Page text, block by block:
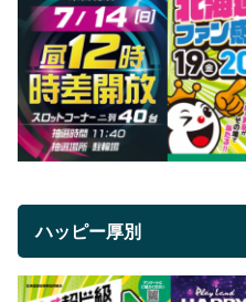
ハッピー厚別